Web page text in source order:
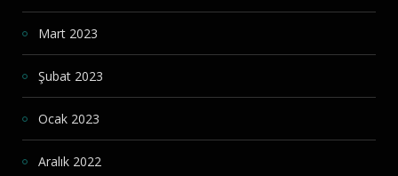
Mart 2023
Şubat 2023
Ocak 2023
Aralık 2022